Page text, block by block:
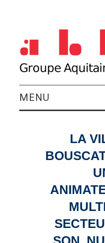
MENU
ACTIVITÉS DU
AGENDA
VEILLE PRO
LA